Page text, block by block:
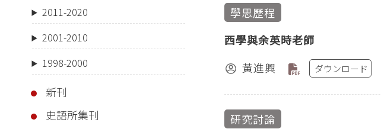
2011-2020
2001-2010
1998-2000
新刊
史語所集刊
學思歷程
西學與余英時老師
黃進興
ダウンロード
研究討論